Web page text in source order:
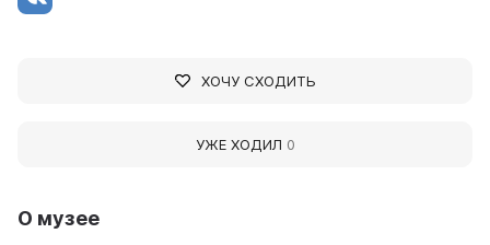
О музее
ХОЧУ СХОДИТЬ
УЖЕ ХОДИЛ 0